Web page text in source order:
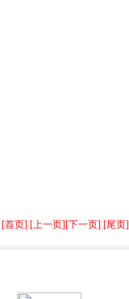
[首页] [上一页][下一页] [尾页]